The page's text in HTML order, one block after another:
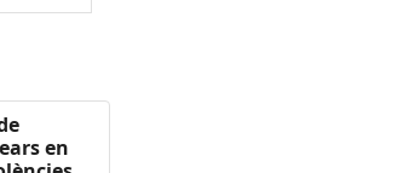
en